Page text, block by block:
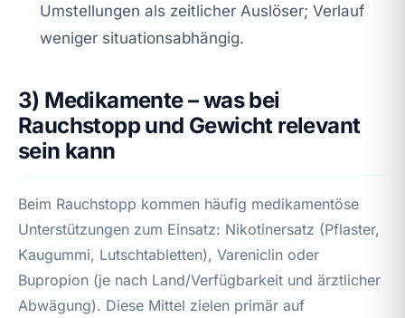
Umstellungen als zeitlicher Auslöser; Verlauf
weniger situationsabhängig.
3) Medikamente – was bei
Rauchstopp und Gewicht relevant
sein kann
Beim Rauchstopp kommen häufig medikamentöse
Unterstützungen zum Einsatz: Nikotinersatz (Pflaster,
Kaugummi, Lutschtabletten), Vareniclin oder
Bupropion (je nach Land/Verfügbarkeit und ärztlicher
Abwägung). Diese Mittel zielen primär auf